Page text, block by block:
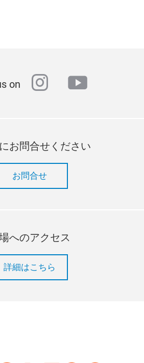
on instagram
youtube
お問合せください
お問合せ
へのアクセス
詳細はこちら